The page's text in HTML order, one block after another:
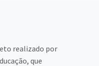
realizado por
que